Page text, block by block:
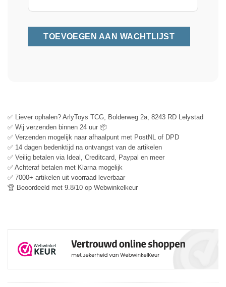
✅ Liever ophalen? ArlyToys TCG, Bolderweg 2a, 8243 RD Lelystad
✅ Wij verzenden binnen 24 uur 📦
✅ Verzenden mogelijk naar afhaalpunt met PostNL of DPD
✅ 14 dagen bedenktijd na ontvangst van de artikelen
✅ Veilig betalen via Ideal, Creditcard, Paypal en meer
✅ Achteraf betalen met Klarna mogelijk
✅ 7000+ artikelen uit voorraad leverbaar
🏆 Beoordeeld met 9.8/10 op Webwinkelkeur